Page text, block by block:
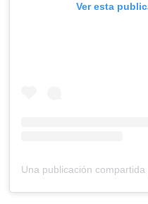
Ver esta
Una publicación